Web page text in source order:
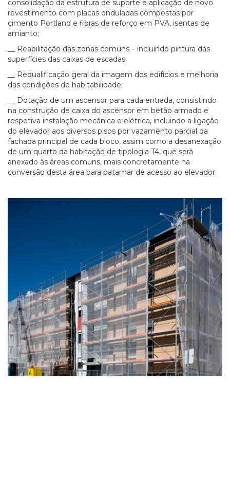
consolidação da estrutura de suporte e aplicação de novo
revestimento com placas onduladas compostas por
cimento Portland e fibras de reforço em PVA, isentas de
amianto;
__ Reabilitação das zonas comuns – incluindo pintura das
superfícies das caixas de escadas;
__ Requalificação geral da imagem dos edifícios e melhoria
das condições de habitabilidade;
__ Dotação de um ascensor para cada entrada, consistindo
na construção de caixa do ascensor em betão armado e
respetiva instalação mecânica e elétrica, incluindo a ligação
do elevador aos diversos pisos por vazamento parcial da
fachada principal de cada bloco, assim como a desanexação
de um quarto da habitação de tipologia T4, que será
anexado às áreas comuns, mais concretamente na
conversão desta área para patamar de acesso ao elevador.